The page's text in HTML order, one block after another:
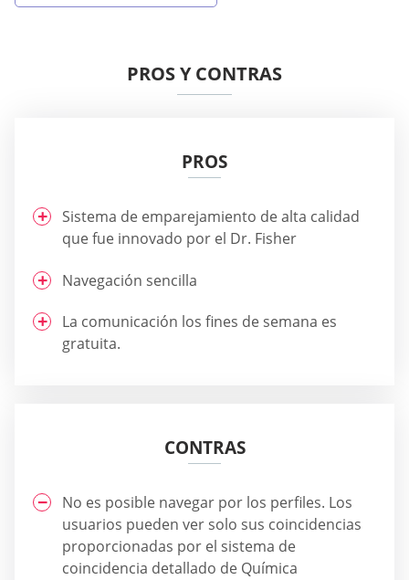
PROS Y CONTRAS
PROS
Sistema de emparejamiento de alta calidad
que fue innovado por el Dr. Fisher
Navegación sencilla
La comunicación los fines de semana es
gratuita.
CONTRAS
No es posible navegar por los perfiles. Los
usuarios pueden ver solo sus coincidencias
proporcionadas por el sistema de
coincidencia detallado de Química